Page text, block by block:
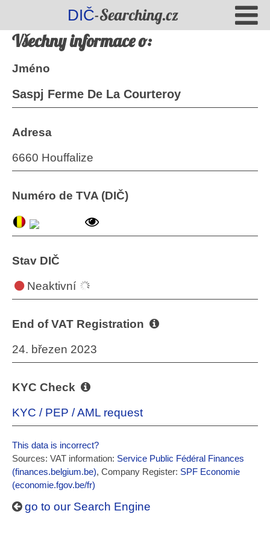
DIČ-Searching.cz
Všechny informace o:
Jméno
Saspj Ferme De La Courteroy
Adresa
6660 Houffalize
Numéro de TVA (DIČ)
Stav DIČ
Neaktivní
End of VAT Registration
24. březen 2023
KYC Check
KYC / PEP / AML request
This data is incorrect?
Sources: VAT information: Service Public Fédéral Finances
(finances.belgium.be), Company Register: SPF Economie
(economie.fgov.be/fr)
go to our Search Engine